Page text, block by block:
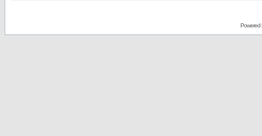
Powered